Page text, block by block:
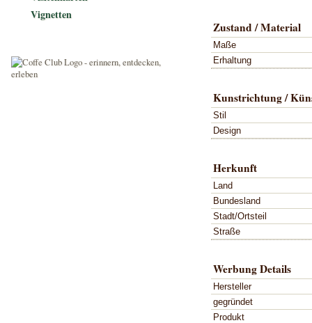
Zustand / Material
Maße
Erhaltung
Kunstrichtung /
Stil
Design
Herkunft
Land
Bundesland
Stadt/Ortsteil
Straße
Werbung Details
Hersteller
gegründet
Produkt
Vignetten